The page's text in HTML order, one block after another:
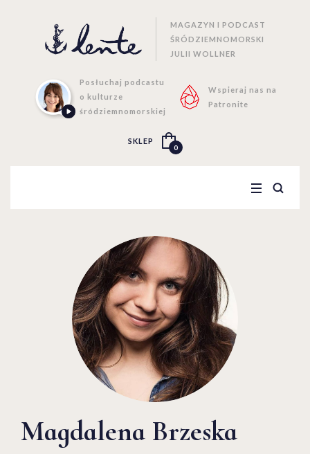
MAGAZYN I PODCAST
ŚRÓDZIEMNOMORSKI
JULII WOLLNER
Posłuchaj podcastu
o kulturze
śródziemnomorskiej
Wspieraj nas na
Patronite
SKLEP
0
Magdalena Brzeska